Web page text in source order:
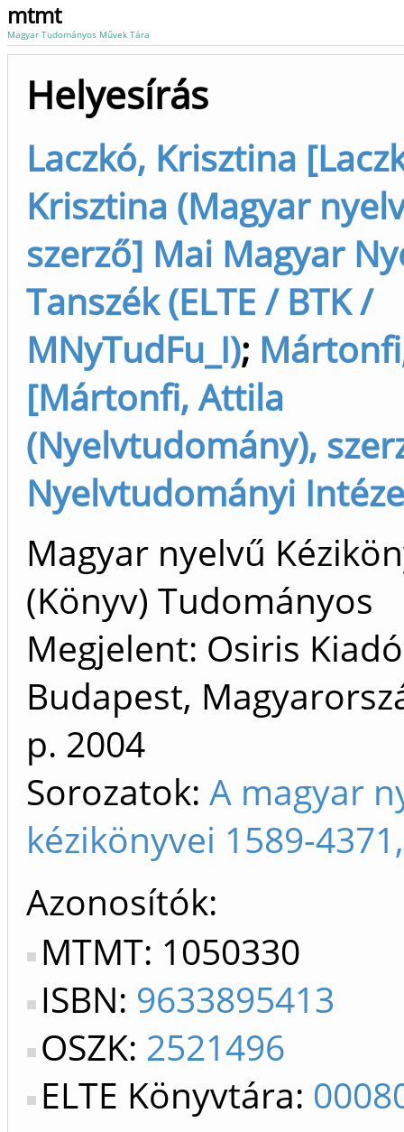
mtmt
Magyar Tudományos Művek Tára
Helyesírás
Laczkó, Krisztina
Krisztina (Magyar
szerző] Mai Magyar
Tanszék (ELTE / BTK /
MNyTudFu_I);
[Mártonfi, Attila
(Nyelvtudomány),
Nyelvtudományi
Magyar nyelvű
(Könyv) Tudományos
Megjelent: Osiris
Budapest,
p. 2004
Sorozatok: A magyar
kézikönyvei 1589-
Azonosítók
MTMT: 1050330
ISBN: 9633895413
OSZK: 2521496
ELTE Könyvtára: